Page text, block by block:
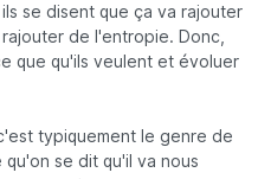
se disent que ça va rajouter
de l'entropie. Donc,
que qu'ils veulent et évoluer
typiquement le genre de
se dit qu'il va nous